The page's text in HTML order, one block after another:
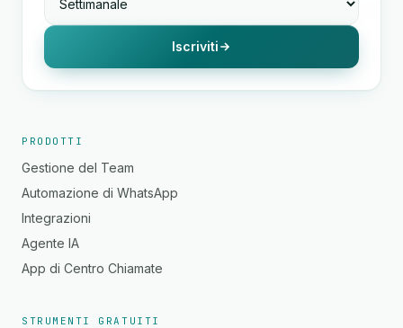
Iscriviti
PRODOTTI
Gestione del Team
Automazione di WhatsApp
Integrazioni
Agente IA
App di Centro Chiamate
STRUMENTI GRATUITI